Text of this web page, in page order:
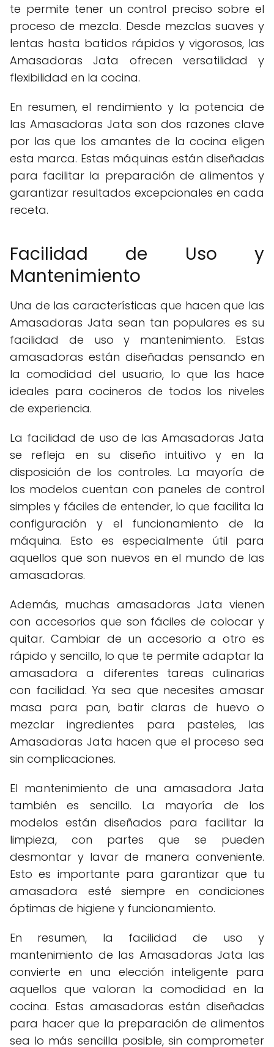
te permite tener un control preciso sobre el
proceso de mezcla. Desde mezclas suaves y
lentas hasta batidos rápidos y vigorosos, las
Amasadoras Jata ofrecen versatilidad y
flexibilidad en la cocina.
En resumen, el rendimiento y la potencia de
las Amasadoras Jata son dos razones clave
por las que los amantes de la cocina eligen
esta marca. Estas máquinas están diseñadas
para facilitar la preparación de alimentos y
garantizar resultados excepcionales en cada
receta.
Facilidad de Uso y
Mantenimiento
Una de las características que hacen que las
Amasadoras Jata sean tan populares es su
facilidad de uso y mantenimiento. Estas
amasadoras están diseñadas pensando en
la comodidad del usuario, lo que las hace
ideales para cocineros de todos los niveles
de experiencia.
La facilidad de uso de las Amasadoras Jata
se refleja en su diseño intuitivo y en la
disposición de los controles. La mayoría de
los modelos cuentan con paneles de control
simples y fáciles de entender, lo que facilita la
configuración y el funcionamiento de la
máquina. Esto es especialmente útil para
aquellos que son nuevos en el mundo de las
amasadoras.
Además, muchas amasadoras Jata vienen
con accesorios que son fáciles de colocar y
quitar. Cambiar de un accesorio a otro es
rápido y sencillo, lo que te permite adaptar la
amasadora a diferentes tareas culinarias
con facilidad. Ya sea que necesites amasar
masa para pan, batir claras de huevo o
mezclar ingredientes para pasteles, las
Amasadoras Jata hacen que el proceso sea
sin complicaciones.
El mantenimiento de una amasadora Jata
también es sencillo. La mayoría de los
modelos están diseñados para facilitar la
limpieza, con partes que se pueden
desmontar y lavar de manera conveniente.
Esto es importante para garantizar que tu
amasadora esté siempre en condiciones
óptimas de higiene y funcionamiento.
En resumen, la facilidad de uso y
mantenimiento de las Amasadoras Jata las
convierte en una elección inteligente para
aquellos que valoran la comodidad en la
cocina. Estas amasadoras están diseñadas
para hacer que la preparación de alimentos
sea lo más sencilla posible, sin comprometer